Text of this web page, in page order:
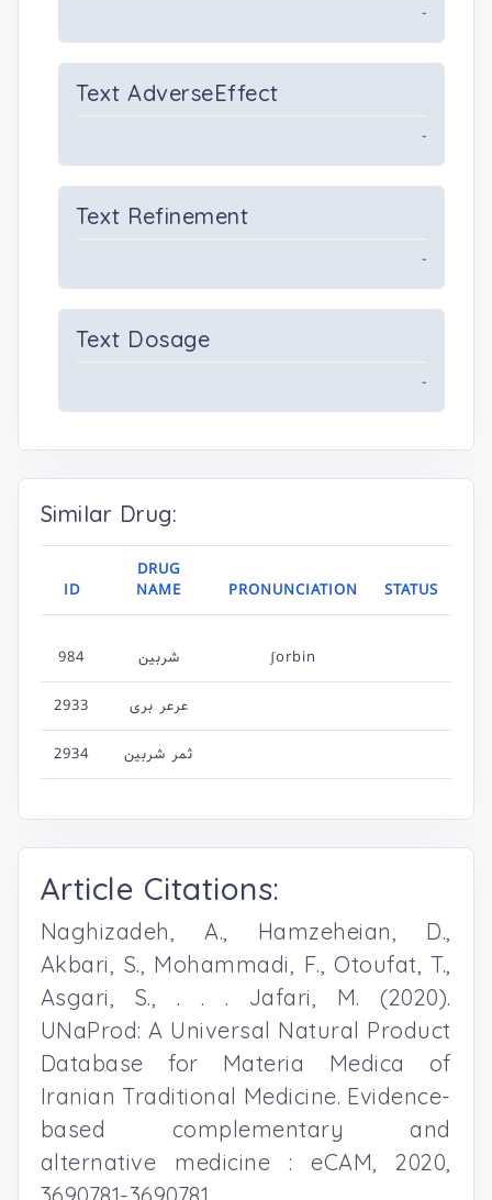
-
Text AdverseEffect
-
Text Refinement
-
Text Dosage
-
Similar Drug:
ID
DRUG
NAME
PRONUNCIATION STATUS
984 شربین ʃorbin
2933 عرعر بری
2934 ثمر شربین
Article Citations:
Naghizadeh, A., Hamzeheian, D.,
Akbari, S., Mohammadi, F., Otoufat, T.,
Asgari, S., . . . Jafari, M. (2020).
UNaProd: A Universal Natural Product
Database for Materia Medica of
Iranian Traditional Medicine. Evidence-
based complementary and
alternative medicine : eCAM, 2020,